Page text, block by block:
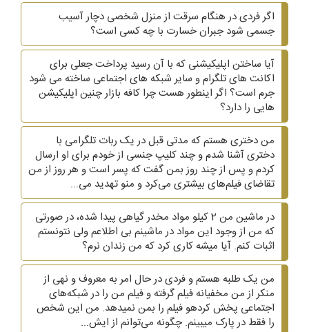
اگر فردی در هنگام سرقت از منزل شخصی دچار آسیب
جسمی شود جبران خسارت با چه کسی است؟
آیا ساختن اپلیکیشنی که با آن رسید پرداخت جعلی برای
اکانت های تلگرام و سایر شبکه های اجتماعی ساخته می شود
جرم است؟ اگر اینطور هست چرا کافه بازار چنین اپلیکیشن
هایی را دارد؟
من دختری هستم که مدتی قبل در یک ربات تلگرامی با
دختری آشنا شدم و چند کلیپ جنسی از خودم برای او ارسال
کردم و پس از چند روز بمن گفت که پسر است و هر روز از من
تقاضای فیلم‌های بیشتری می‌کرد و منو تهدید می...
در ماشین من 2 کیلو مواد مخدر گیاهی پیدا شده، در صورتی
که من از وجود این مواد در ماشینم بی اطلاعم ولی نتونستم
اثبات کنم. آیا میشه کاری کرد که من زندان نرم؟
من یک طلبه هستم و فردی در حال امر به معروف و نهی از
منکر از من مخفیانه فیلم گرفته و فیلم من را در شبکه‌های
اجتماعی پخش کردهو فیلم را بمن نمیدهد. من این شخص
را فقط در پارک میبینم. چگونه می‌توانم از ایش...